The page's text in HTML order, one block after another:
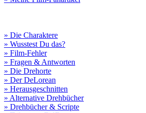
» Die Charaktere
» Wusstest Du das?
» Film-Fehler
» Fragen & Antworten
» Die Drehorte
» Der DeLorean
» Herausgeschnitten
» Alternative Drehbücher
» Drehbücher & Scripte